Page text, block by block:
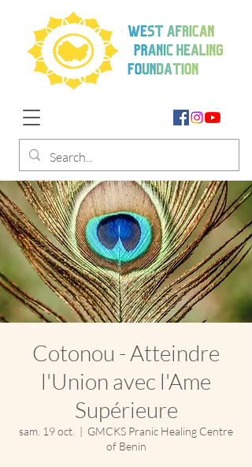
Cotonou - Atteindre
l'Union avec l'Ame
Supérieure
sam. 19 oct.
  |
GMCKS Pranic Healing Centre
of Benin